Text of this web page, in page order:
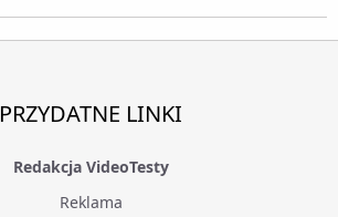
PRZYDATNE LINKI
Redakcja VideoTesty
Reklama